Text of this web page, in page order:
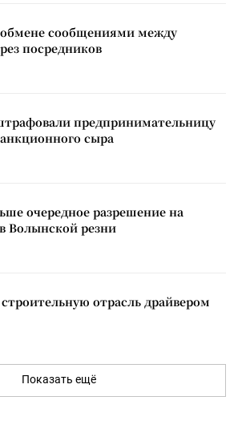
обмене сообщениями между
посредников
предпринимательницу
сыра
очередное разрешение на
Волынской резни
отрасль драйвером
Показать ещё